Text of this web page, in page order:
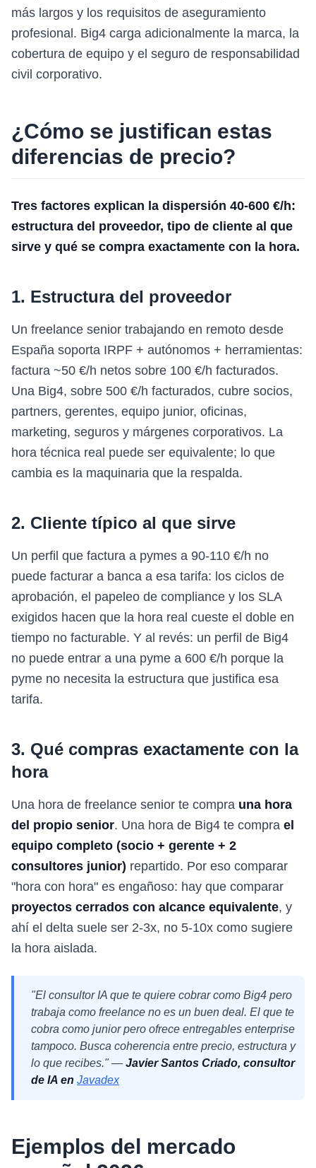
más largos y los requisitos de aseguramiento
profesional. Big4 carga adicionalmente la marca, la
cobertura de equipo y el seguro de responsabilidad
civil corporativo.
¿Cómo se justifican estas
diferencias de precio?
Tres factores explican la dispersión 40-600 €/h:
estructura del proveedor, tipo de cliente al que
sirve y qué se compra exactamente con la hora.
1. Estructura del proveedor
Un freelance senior trabajando en remoto desde
España soporta IRPF + autónomos + herramientas:
factura ~50 €/h netos sobre 100 €/h facturados.
Una Big4, sobre 500 €/h facturados, cubre socios,
partners, gerentes, equipo junior, oficinas,
marketing, seguros y márgenes corporativos. La
hora técnica real puede ser equivalente; lo que
cambia es la maquinaria que la respalda.
2. Cliente típico al que sirve
Un perfil que factura a pymes a 90-110 €/h no
puede facturar a banca a esa tarifa: los ciclos de
aprobación, el papeleo de compliance y los SLA
exigidos hacen que la hora real cueste el doble en
tiempo no facturable. Y al revés: un perfil de Big4
no puede entrar a una pyme a 600 €/h porque la
pyme no necesita la estructura que justifica esa
tarifa.
3. Qué compras exactamente con la
hora
Una hora de freelance senior te compra una hora
del propio senior. Una hora de Big4 te compra el
equipo completo (socio + gerente + 2
consultores junior) repartido. Por eso comparar
"hora con hora" es engañoso: hay que comparar
proyectos cerrados con alcance equivalente, y
ahí el delta suele ser 2-3x, no 5-10x como sugiere
la hora aislada.
"El consultor IA que te quiere cobrar como Big4 pero
trabaja como freelance no es un buen deal. El que te
cobra como junior pero ofrece entregables enterprise
tampoco. Busca coherencia entre precio, estructura y
lo que recibes." — Javier Santos Criado, consultor
de IA en Javadex
Ejemplos del mercado